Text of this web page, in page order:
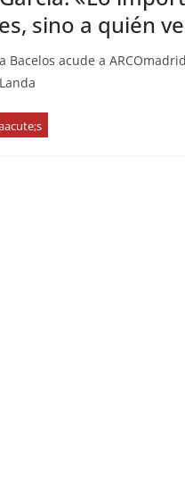
sino a quién
Bacelos acude a